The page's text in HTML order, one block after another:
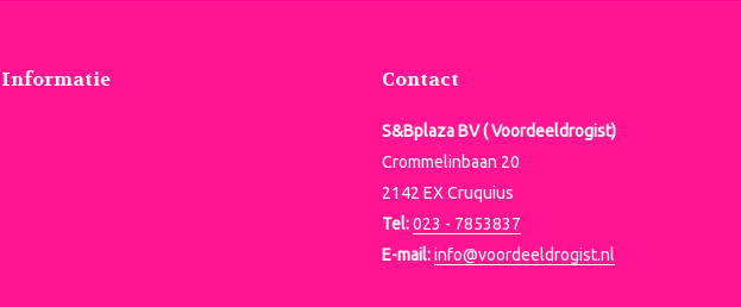
Informatie Contact
S&Bplaza BV ( Voordeeldrogist)
Crommelinbaan 20
2142 EX Cruquius
Tel:023 - 7853837
E-mail:info@voordeeldrogist.nl